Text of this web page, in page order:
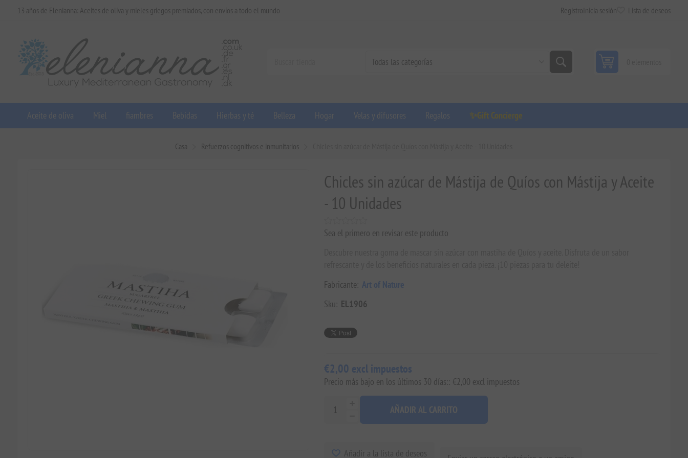
13 años de Elenianna: Aceites de oliva y mieles griegos premiados, con envíos a todo el mundo Registro Inicia sesión Lista de deseos
Aceite de oliva Miel fiambres Bebidas Hierbas y té Belleza Hogar Velas y difusores Regalos ✨Gift Concierge
Casa Refuerzos cognitivos e inmunitarios
Chicles sin azúcar de Mástija de Quíos con Mástija y Aceite
- 10 Unidades
Sea el primero en revisar este producto
Fabricante: Art of Nature
Sku: EL1906
€2,00 excl impuestos
Precio más bajo en los últimos 30 días:: €2,00 excl impuestos
AÑADIR AL CARRITO
Añadir a la lista de deseos